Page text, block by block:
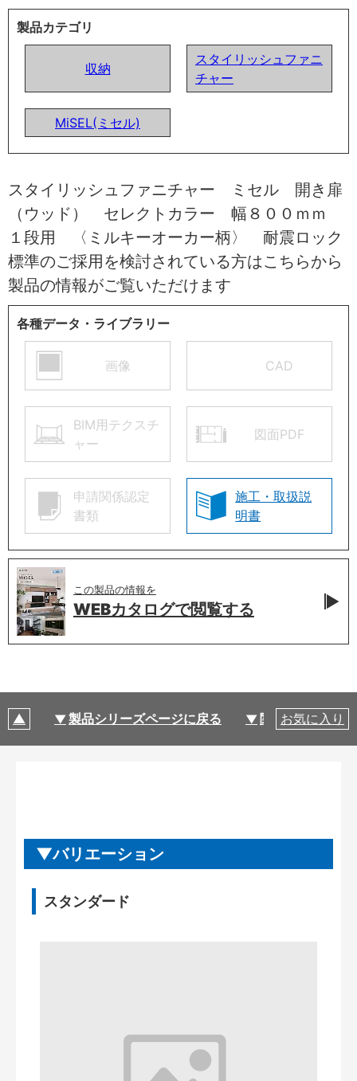
製品カテゴリ
収納
スタイリッシュファニ
チャー
MiSEL(ミセル)
スタイリッシュファニチャー ミセル 開き扉
（ウッド） セレクトカラー 幅８００ｍｍ
１段用 〈ミルキーオーカー柄〉 耐震ロック
標準のご採用を検討されている方はこちらから
製品の情報がご覧いただけます
各種データ・ライブラリー
画像 CAD
BIM用テクスチ
ャー
図面PDF
申請関係認定
書類
施工・取扱説
明書
この製品の情報を
WEBカタログで閲覧する
製品シリーズページに戻る 関連部材・関連
お気に入り
バリエーション
スタンダード